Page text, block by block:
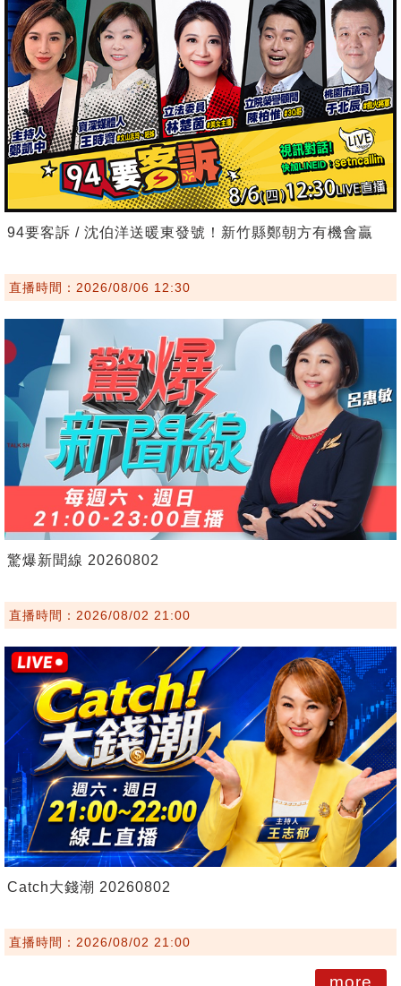
94要客訴 / 沈伯洋送暖東發號！新竹縣鄭朝方有機會贏
直播時間：2026/08/06 12:30
驚爆新聞線 20260802
直播時間：2026/08/02 21:00
Catch大錢潮 20260802
直播時間：2026/08/02 21:00
more